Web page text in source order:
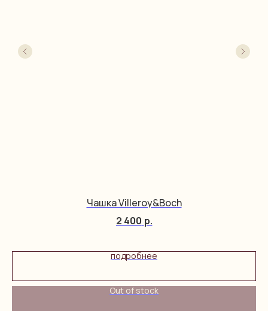
Чашка Villeroy&Boch
2 400 р.
подробнее
Out of stock